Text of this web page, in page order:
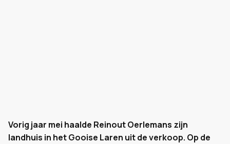
Vorig jaar mei haalde Reinout Oerlemans zijn
landhuis in het Gooise Laren uit de verkoop. Op de